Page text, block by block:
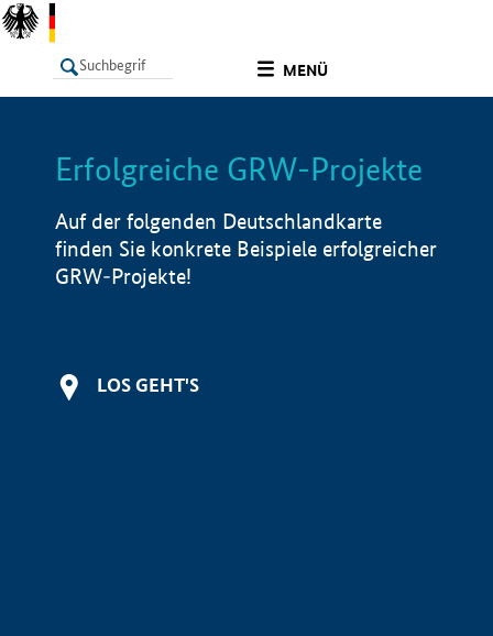
MENÜ
LISTE Info
Erfolgreiche GRW-Projekte
Auf der folgenden Deutschlandkarte
finden Sie konkrete Beispiele erfolgreicher
GRW-Projekte!
LOS GEHT'S